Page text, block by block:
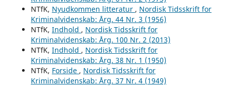
NTfK, Nyudkommen litteratur , Nordisk Tidsskrift for
Kriminalvidenskab: Årg. 44 Nr. 3 (1956)
NTfK, Indhold , Nordisk Tidsskrift for
Kriminalvidenskab: Årg. 100 Nr. 2 (2013)
NTfK, Indhold , Nordisk Tidsskrift for
Kriminalvidenskab: Årg. 38 Nr. 1 (1950)
NTfK, Forside , Nordisk Tidsskrift for
Kriminalvidenskab: Årg. 37 Nr. 4 (1949)